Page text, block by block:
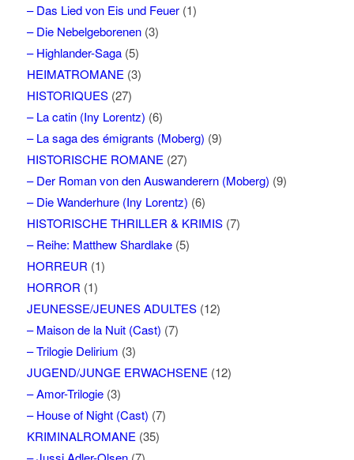
– Das Lied von Eis und Feuer(1)
– Die Nebelgeborenen(3)
– Highlander-Saga(5)
HEIMATROMANE (3)
HISTORIQUES(27)
– La catin (Iny Lorentz) (6)
– La saga des émigrants (Moberg) (9)
HISTORISCHE ROMANE (27)
– Der Roman von den Auswanderern (Moberg) (9)
– Die Wanderhure (Iny Lorentz) (6)
HISTORISCHE THRILLER & KRIMIS(7)
– Reihe: Matthew Shardlake(5)
HORREUR (1)
HORROR (1)
JEUNESSE/JEUNES ADULTES(12)
– Maison de la Nuit (Cast) (7)
– Trilogie Delirium (3)
JUGEND/JUNGE ERWACHSENE (12)
– Amor-Trilogie(3)
– House of Night (Cast) (7)
KRIMINALROMANE (35)